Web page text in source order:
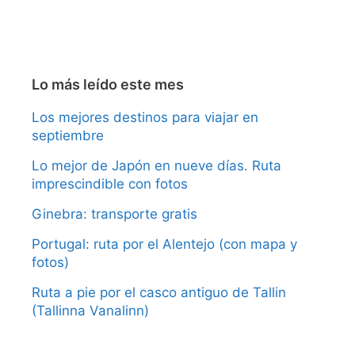
Lo más leído este mes
Los mejores destinos para viajar en
septiembre
Lo mejor de Japón en nueve días. Ruta
imprescindible con fotos
Ginebra: transporte gratis
Portugal: ruta por el Alentejo (con mapa y
fotos)
Ruta a pie por el casco antiguo de Tallin
(Tallinna Vanalinn)